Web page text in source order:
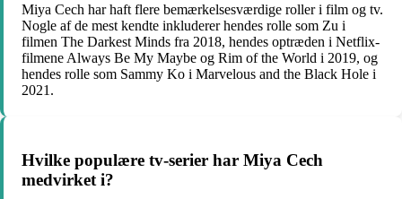
Miya Cech har haft flere bemærkelsesværdige roller i film og tv.
Nogle af de mest kendte inkluderer hendes rolle som Zu i
filmen The Darkest Minds fra 2018, hendes optræden i Netflix-
filmene Always Be My Maybe og Rim of the World i 2019, og
hendes rolle som Sammy Ko i Marvelous and the Black Hole i
2021.
Hvilke populære tv-serier har Miya Cech
medvirket i?